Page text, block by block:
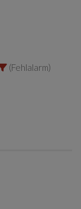
(Fehlalarm)